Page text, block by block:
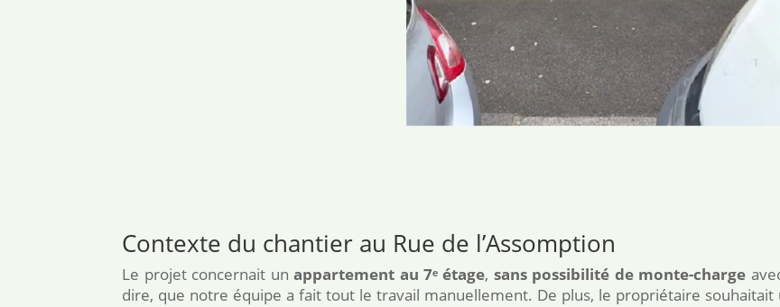
Contexte du chantier au Rue de l’Assomption
Le projet concernait unappartement au 7ᵉ étage, sans possibilité de monte-charge
dire, que notre équipe a fait tout le travail manuellement. De plus, le propriétaire souhaitait